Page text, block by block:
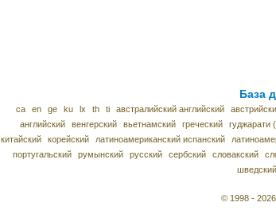
База
ca en ge ku lx th ti австралийский английский
английский
венгерский вьетнамский греческий гуджарати
китайский
корейский латиноамериканский испанский
португальский
румынский русский сербский словакский
шведский
© 1998 -